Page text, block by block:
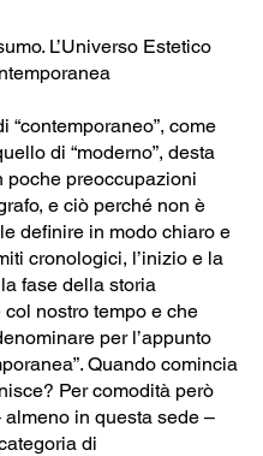
L’Universo Estetico
“contemporaneo”, come
di “moderno”, desta
poche preoccupazioni
e ciò perché non è
definire in modo chiaro e
cronologici, l’inizio e la
fase della storia
nostro tempo e che
per l’appunto
Quando comincia
Per comodità però
almeno in questa sede –
di